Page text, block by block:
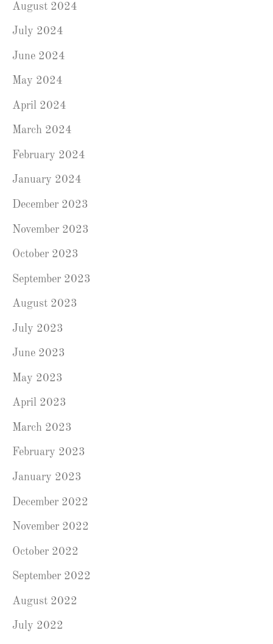
August 2024
July 2024
June 2024
May 2024
April 2024
March 2024
February 2024
January 2024
December 2023
November 2023
October 2023
September 2023
August 2023
July 2023
June 2023
May 2023
April 2023
March 2023
February 2023
January 2023
December 2022
November 2022
October 2022
September 2022
August 2022
July 2022